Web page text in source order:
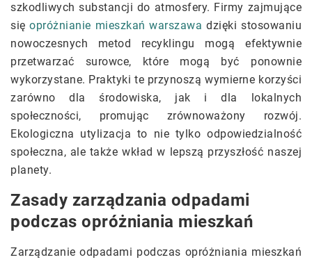
szkodliwych substancji do atmosfery. Firmy zajmujące
sięopróżnianie mieszkań warszawa dzięki stosowaniu
nowoczesnych metod recyklingu mogą efektywnie
przetwarzać surowce, które mogą być ponownie
wykorzystane. Praktyki te przynoszą wymierne korzyści
zarówno dla środowiska, jak i dla lokalnych
społeczności, promując zrównoważony rozwój.
Ekologiczna utylizacja to nie tylko odpowiedzialność
społeczna, ale także wkład w lepszą przyszłość naszej
planety.
Zasady zarządzania odpadami
podczas opróżniania mieszkań
Zarządzanie odpadami podczas opróżniania mieszkań